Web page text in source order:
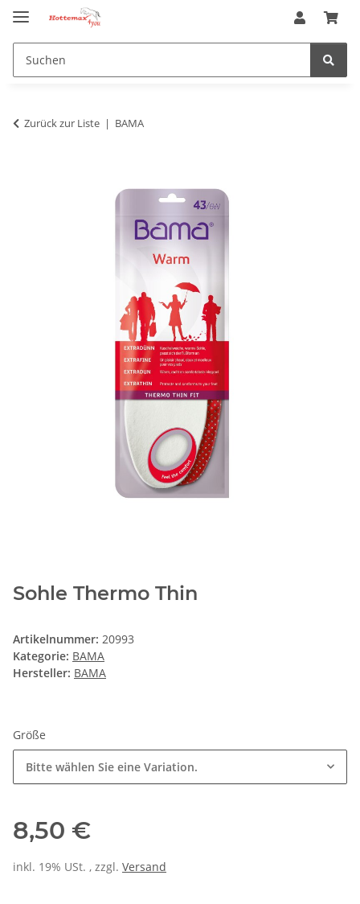
Zurück zur Liste BAMA
Sohle Thermo Thin
Artikelnummer: 20993
Kategorie: BAMA
Hersteller: BAMA
Größe
Bitte wählen Sie eine Variation.
8,50 €
inkl. 19% USt. , zzgl. Versand